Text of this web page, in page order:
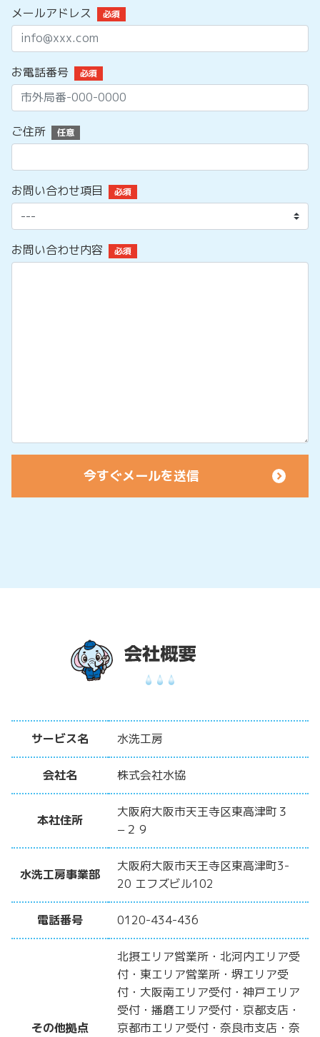
メールアドレス 必須
お電話番号 必須
ご住所 任意
お問い合わせ項目 必須
お問い合わせ内容 必須
サービス名 水洗工房
会社名 株式会社水協
本社住所
大阪府大阪市天王寺区東高津町３
−２９
水洗工房事業部
大阪府大阪市天王寺区東高津町3-
20 エフズビル102
電話番号 0120-434-436
その他拠点
北摂エリア営業所・北河内エリア受
付・東エリア営業所・堺エリア受
付・大阪南エリア受付・神戸エリア
受付・播磨エリア受付・京都支店・
京都市エリア受付・奈良市支店・奈